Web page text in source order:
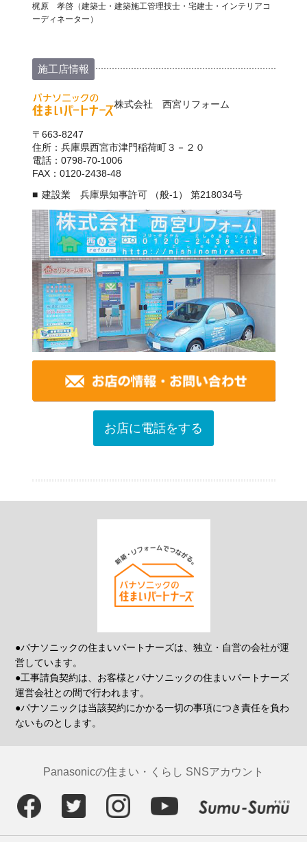
梶原 孝啓（建築士・建築施工管理技士・宅建士・インテリアコ
ーディネーター）
施工店情報
株式会社 西宮リフォーム
〒663-8247
住所：兵庫県西宮市津門稲荷町３－２０
電話：0798-70-1006
FAX：0120-2438-48
建設業 兵庫県知事許可 （般-1） 第218034号
お店に電話をする
●パナソニックの住まいパートナーズは、独立・自営の会社が運
営しています。
●工事請負契約は、お客様とパナソニックの住まいパートナーズ
運営会社との間で行われます。
●パナソニックは当該契約にかかる一切の事項につき責任を負わ
ないものとします。
Panasonicの住まい・くらし SNSアカウント